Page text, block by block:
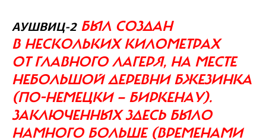
АУШВИЦ-2БЫЛ СОЗДАН
В НЕСКОЛЬКИХ КИЛОМЕТРАХ
ОТ ГЛАВНОГО ЛАГЕРЯ, НА МЕСТЕ
НЕБОЛЬШОЙ ДЕРЕВНИ БЖЕЗИНКА
(ПО-НЕМЕЦКИ — БИРКЕНАУ).
ЗАКЛЮЧЕННЫХ ЗДЕСЬ БЫЛО
НАМНОГО БОЛЬШЕ (ВРЕМЕНАМИ